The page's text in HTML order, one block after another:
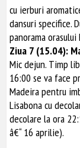
cu ierburi
dansuri specifice.
panorama
Ziua 7 (15.04):
Mic dejun. Timp
16:00 se va face
Madeira pentru
Lisabona cu
decolare la ora
â€“ 16 aprilie).